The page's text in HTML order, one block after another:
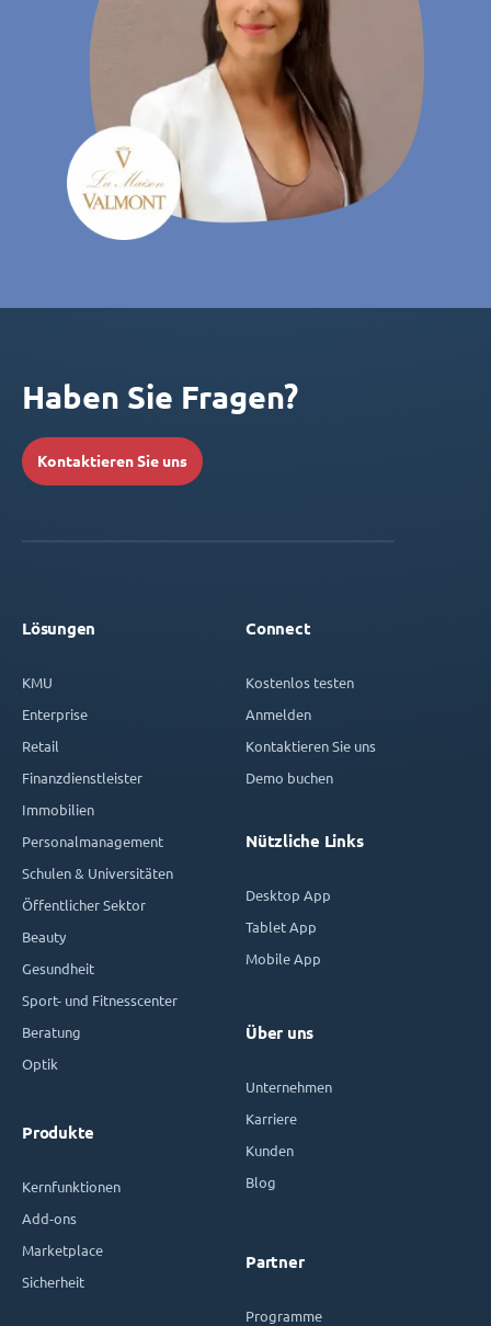
Haben Sie Fragen?
Kontaktieren Sie uns
Lösungen
KMU
Enterprise
Retail
Finanzdienstleister
Immobilien
Personalmanagement
Schulen & Universitäten
Öffentlicher Sektor
Beauty
Gesundheit
Sport- und Fitnesscenter
Beratung
Optik
Produkte
Kernfunktionen
Add-ons
Marketplace
Sicherheit
Connect
Kostenlos testen
Anmelden
Kontaktieren Sie uns
Demo buchen
Nützliche Links
Desktop App
Tablet App
Mobile App
Über uns
Unternehmen
Karriere
Kunden
Blog
Partner
Programme